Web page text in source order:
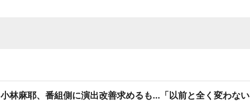
小林麻耶、番組側に演出改善求めるも...「以前と全く変わない